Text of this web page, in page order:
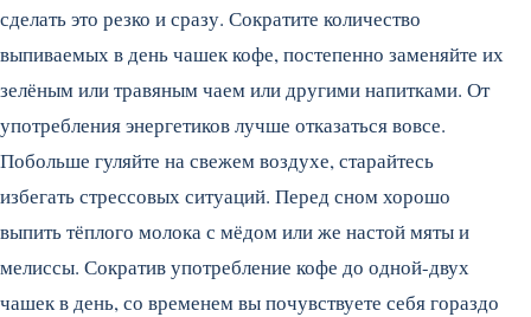
сделать это резко и сразу. Сократите количество
выпиваемых в день чашек кофе, постепенно заменяйте их
зелёным или травяным чаем или другими напитками. От
употребления энергетиков лучше отказаться вовсе.
Побольше гуляйте на свежем воздухе, старайтесь
избегать стрессовых ситуаций. Перед сном хорошо
выпить тёплого молока с мёдом или же настой мяты и
мелиссы. Сократив употребление кофе до одной-двух
чашек в день, со временем вы почувствуете себя гораздо